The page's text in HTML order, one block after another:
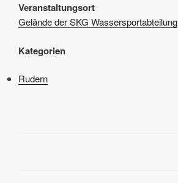
Veranstaltungsort
Gelände der SKG Wassersportabteilung
Kategorien
Rudern